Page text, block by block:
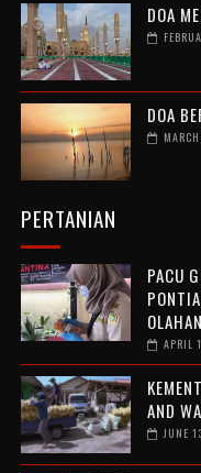
DOA
DOA
PERTANIAN
PACU
APRIL
AND
JUNE